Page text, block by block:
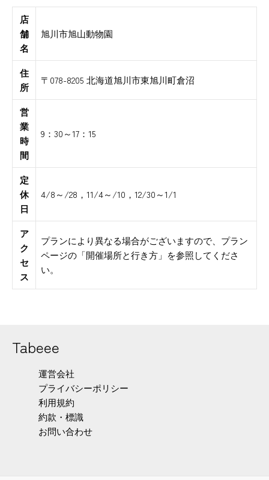
店
舗
名
旭川市旭山動物園
住
所
〒078-8205 北海道旭川市東旭川町倉沼
営
業
時
間
9：30～17：15
定
休
日
4/8～/28，11/4～/10，12/30～1/1
ア
ク
セ
ス
プランにより異なる場合がございますので、プラン
ページの「開催場所と行き方」を参照してくださ
い。
Tabeee
運営会社
プライバシーポリシー
利用規約
約款・標識
お問い合わせ